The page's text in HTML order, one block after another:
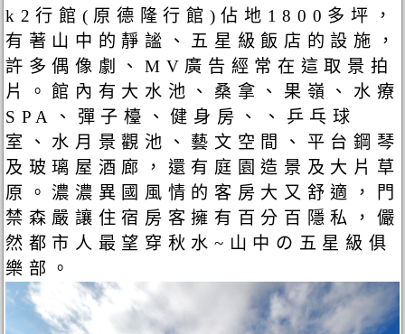
k2行館(原德隆行館)佔地1800多坪，
有著山中的靜謐、五星級飯店的設施，
許多偶像劇、MV廣告經常在這取景拍
片。館內有大水池、桑拿、果嶺、水療
SPA、彈子檯、健身房、、乒乓球
室、水月景觀池、藝文空間、平台鋼琴
及玻璃屋酒廊，還有庭園造景及大片草
原。濃濃異國風情的客房大又舒適，門
禁森嚴讓住宿房客擁有百分百隱私，儼
然都市人最望穿秋水~山中の五星級俱
樂部。